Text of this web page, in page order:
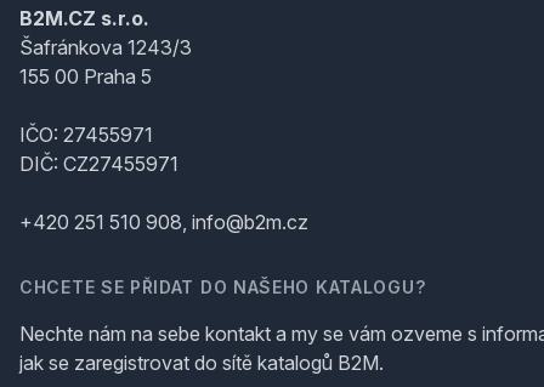
B2M.CZ s.r.o.
Šafránkova 1243/3
155 00 Praha 5
IČO: 27455971
DIČ: CZ27455971
+420 251 510 908, info@b2m.cz
CHCETE SE PŘIDAT DO NAŠEHO KATALOGU?
Nechte nám na sebe kontakt a my se vám ozveme s
jak se zaregistrovat do sítě katalogů B2M.